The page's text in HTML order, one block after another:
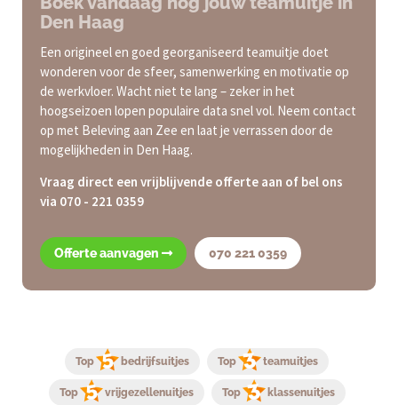
Den Haag
Een origineel en goed georganiseerd teamuitje doet
wonderen voor de sfeer, samenwerking en motivatie op
de werkvloer. Wacht niet te lang – zeker in het
hoogseizoen lopen populaire data snel vol. Neem contact
op met Beleving aan Zee en laat je verrassen door de
mogelijkheden in Den Haag.
Vraag direct een vrijblijvende offerte aan of bel ons
via 070 - 221 0359
Offerte aanvagen 070 221 0359
Top bedrijfsuitjes Top teamuitjes
Top vrijgezellenuitjes Top klassenuitjes